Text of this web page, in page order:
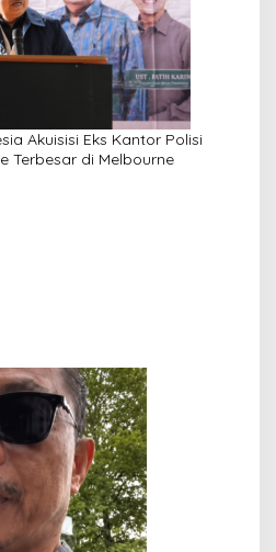
Akuisisi Eks Kantor Polisi
Terbesar di Melbourne